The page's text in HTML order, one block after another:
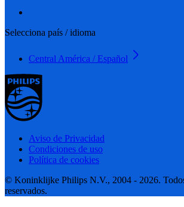
Selecciona país / idioma
Central América / Español
Aviso de Privacidad
Condiciones de uso
Política de cookies
© Koninklijke Philips N.V., 2004 - 2026.
reservados.